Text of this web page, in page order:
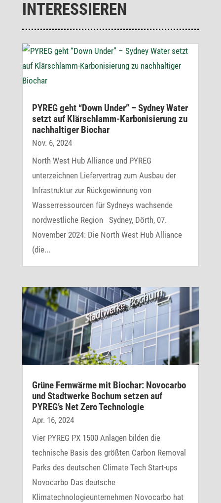
INTERESSIEREN
PYREG geht “Down Under” – Sydney Water
setzt auf Klär­schlamm-Karbo­ni­sie­rung zu
nach­hal­tiger Biochar
Nov. 6, 2024
North West Hub Alliance und PYREG
unterzeichnen Liefervertrag zum Ausbau der
Infrastruktur zur Rückgewinnung von
Wasserressourcen für Sydneys wachsende
nordwestliche Region Sydney, Dörth, 07.
November 2024: Die North West Hub Alliance
(die...
Grüne Fern­wärme mit Biochar: Novo­carbo
und Stadt­werke Bochum setzen auf
PYREG’s Net Zero Technologie
Apr. 16, 2024
Vier PYREG PX 1500 Anlagen bilden die
technische Basis des größten Carbon Removal
Parks des deutschen Climate Tech Start-ups
Novocarbo Das deutsche
Klimatechnologieunternehmen Novocarbo hat